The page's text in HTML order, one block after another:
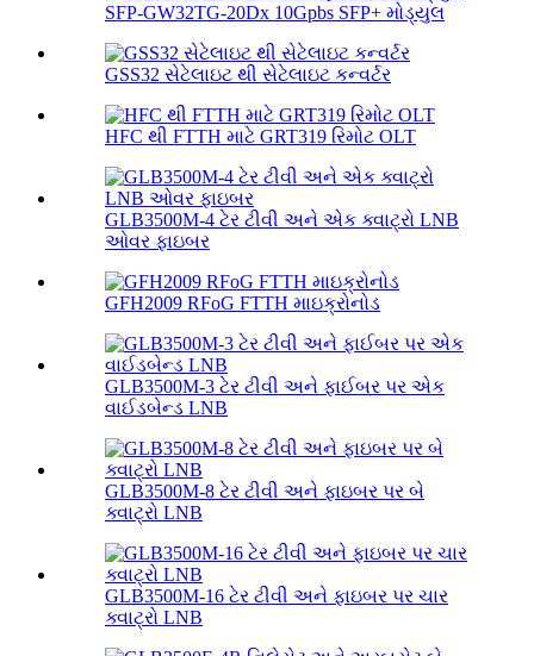
SFP-GW32TG-20Dx 10Gpbs SFP+ મોડ્યુલ
GSS32 સેટેલાઇટ થી સેટેલાઇટ કન્વર્ટર
HFC થી FTTH માટે GRT319 રિમોટ OLT
GLB3500M-4 ટેર ટીવી અને એક ક્વાટ્રો LNB
ઓવર ફાઇબર
GFH2009 RFoG FTTH માઇક્રોનોડ
GLB3500M-3 ટેર ટીવી અને ફાઈબર પર એક
વાઈડબેન્ડ LNB
GLB3500M-8 ટેર ટીવી અને ફાઇબર પર બે
ક્વાટ્રો LNB
GLB3500M-16 ટેર ટીવી અને ફાઇબર પર ચાર
ક્વાટ્રો LNB